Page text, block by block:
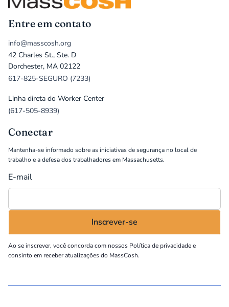
Entre em contato
info@masscosh.org
42 Charles St., Ste. D
Dorchester, MA 02122
617-825-SEGURO (7233)
Linha direta do Worker Center
(617-505-8939)
Conectar
Mantenha-se informado sobre as iniciativas de segurança no local de
trabalho e a defesa dos trabalhadores em Massachusetts.
E-mail
Ao se inscrever, você concorda com nossos Política de privacidadee
consinto em receber atualizações do MassCosh.